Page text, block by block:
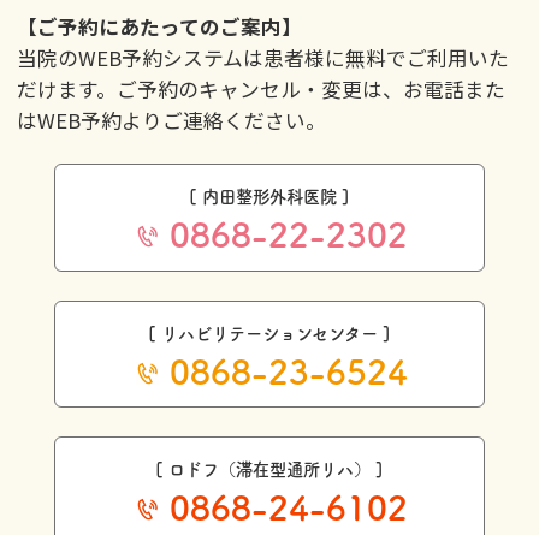
【ご予約にあたってのご案内】
当院のWEB予約システムは患者様に無料でご利用いた
だけます。ご予約のキャンセル・変更は、お電話また
はWEB予約よりご連絡ください。
[ 内田整形外科医院 ]
0868-22-2302
[ リハビリテーションセンター ]
0868-23-6524
[ ロドフ（滞在型通所リハ） ]
0868-24-6102